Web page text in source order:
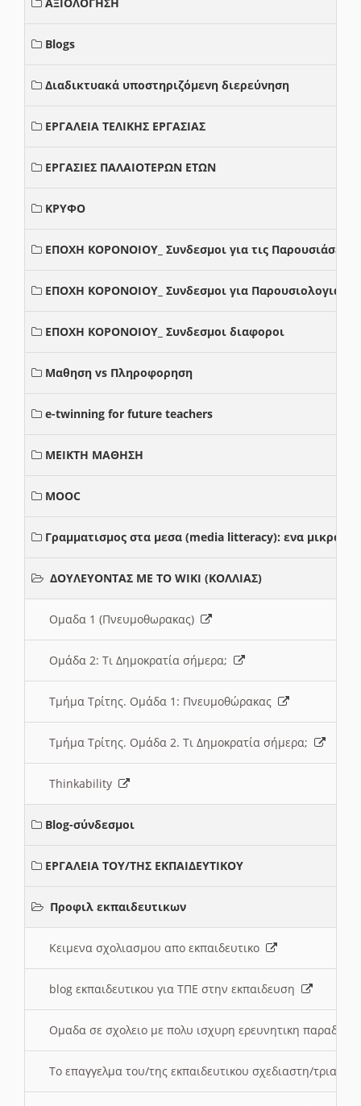
Blogs
Διαδικτυακά υποστηριζόμενη διερεύνηση
ΕΡΓΑΛΕΙΑ ΤΕΛΙΚΗΣ ΕΡΓΑΣΙΑΣ
ΕΡΓΑΣΙΕΣ ΠΑΛΑΙΟΤΕΡΩΝ ΕΤΩΝ
ΚΡΥΦΟ
ΕΠΟΧΗ ΚΟΡΟΝΟΙΟΥ_ Συνδεσμοι για τις Παρουσιάσεις
ΕΠΟΧΗ ΚΟΡΟΝΟΙΟΥ_ Συνδεσμοι για Παρουσιολογια
ΕΠΟΧΗ ΚΟΡΟΝΟΙΟΥ_ Συνδεσμοι διαφοροι
Μαθηση vs Πληροφορηση
e-twinning for future teachers
ΜΕΙΚΤΗ ΜΑΘΗΣΗ
MOOC
Γραμματισμος στα μεσα (media litteracy): ενα μικρο
ΔΟΥΛΕΥΟΝΤΑΣ ΜΕ ΤΟ WIKI (ΚΟΛΛΙΑΣ)
Ομαδα 1 (Πνευμοθωρακας)
Ομάδα 2: Τι Δημοκρατία σήμερα;
Τμήμα Τρίτης. Ομάδα 1: Πνευμοθώρακας
Τμήμα Τρίτης. Ομάδα 2. Τι Δημοκρατία σήμερα;
Thinkability
Blog-σύνδεσμοι
ΕΡΓΑΛΕΙΑ ΤΟΥ/ΤΗΣ ΕΚΠΑΙΔΕΥΤΙΚΟΥ
Προφιλ εκπαιδευτικων
Κειμενα σχολιασμου απο εκπαιδευτικο
blog εκπαιδευτικου για ΤΠΕ στην εκπαιδευση
Ομαδα σε σχολειο με πολυ ισχυρη ερευνητικη
Το επαγγελμα του/της εκπαιδευτικου σχεδιαστη/τριας